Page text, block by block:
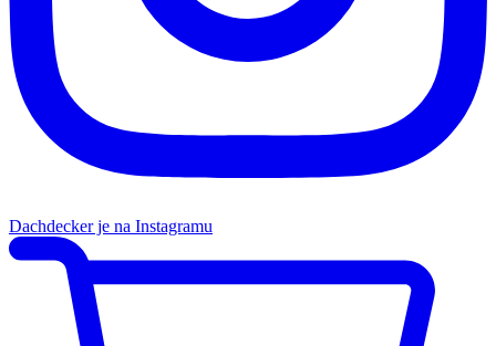
Dachdecker je na Instagramu